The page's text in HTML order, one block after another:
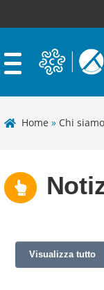
Home » Chi siamo
Visualizza tutto